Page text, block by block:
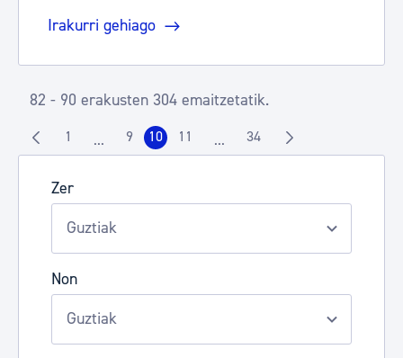
Zer
Non
Irakurri gehiago
82 - 90 erakusten 304 emaitzetatik.
Orrialdea
1 ...Intermediate Pages Use TAB to navigate.
Orrialdea
9 Orrialdea
10 Orrialdea
11 ...Intermediate Pages Use TAB
Orrialdea
34